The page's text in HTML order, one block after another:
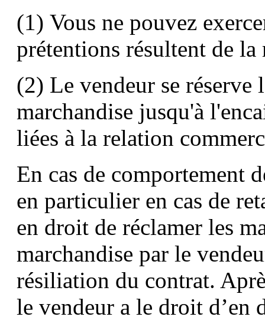
(1) Vous ne pouvez
prétentions résultent de
(2) Le vendeur se
marchandise jusqu'à
liées à la relation
En cas de comportement
en particulier en cas de
en droit de réclamer les
marchandise par le
résiliation du contrat.
le vendeur a le droit d’en